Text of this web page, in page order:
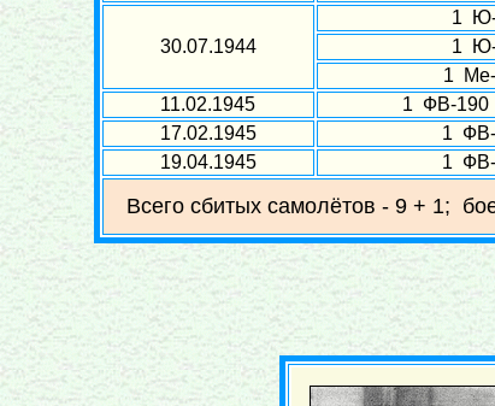
30.07.1944
1
1
1
11.02.1945
1 ФВ-190
17.02.1945
1
19.04.1945
1
Всего сбитых самолётов - 9 + 1;